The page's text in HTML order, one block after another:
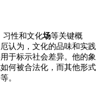
习性和文化场等关键概
认为，文化的品味和实践
于标示社会差异。他的象
何被合法化，而其他形式
。